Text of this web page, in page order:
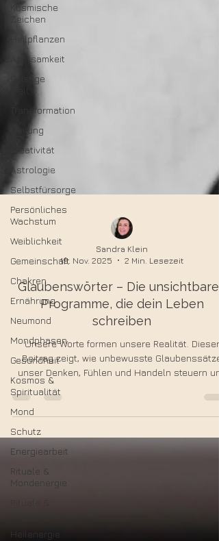
Kosmische
Zeichen
Heilpflanzen
Achtsamkeit
Geistige
Transformation
Heilung
Kreativität
Astrologie
Selbstfürsorge
Persönliches
Wachstum
Weiblichkeit
Gemeinschaft
Chakren
Ernährung
Neumond
Mondphasen
Gesundheit
Kosmos &
Spiritualität
Mond
Schutz
Energiearbeit
Rituale &
Mondenergie
Heilenergie
Sandra Klein
Glaubenswörter – Die unsichtbaren
Programme, die dein Leben
Unsere Worte formen unsere Realität. Dieser
Beitrag zeigt, wie unbewusste Glaubenssätze
unser Denken, Fühlen und Handeln steuern
wie du limitierende innere Programme
transformieren und bewusst neue Wirklichkeit